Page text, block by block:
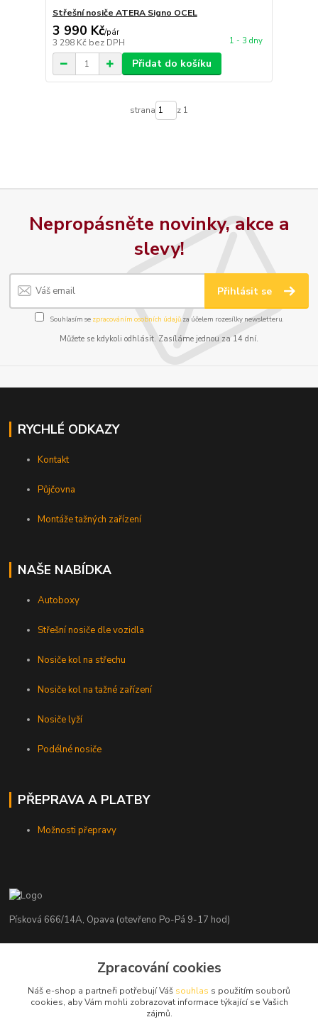
Střešní nosiče ATERA Signo OCEL
3 990 Kč/pár
3 298 Kč bez DPH 1 - 3 dny
Přidat do košíku
strana z 1
Nepropásněte novinky, akce a
slevy!
Přihlásit se
Souhlasím se zpracováním osobních údajůza účelem rozesílky newsletteru.
Můžete se kdykoli odhlásit. Zasíláme jednou za 14 dní.
RYCHLÉ ODKAZY
Kontakt
Půjčovna
Montáže tažných zařízení
NAŠE NABÍDKA
Autoboxy
Střešní nosiče dle vozidla
Nosiče kol na střechu
Nosiče kol na tažné zařízení
Nosiče lyží
Podélné nosiče
PŘEPRAVA A PLATBY
Možnosti přepravy
Písková 666/14A, Opava (otevřeno Po-Pá 9-17 hod)
+420 776 839 986
info@nosice.com
Zpracování cookies
Náš e-shop a partneři potřebují Váš souhlas s použitím souborů
cookies, aby Vám mohli zobrazovat informace týkající se Vašich
zájmů.